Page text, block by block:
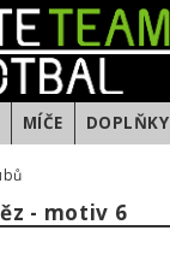
MÍČE DOPLŇKY
- motiv 6